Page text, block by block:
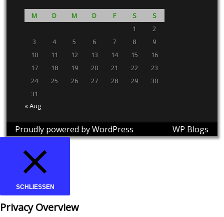
M D M D F S
S
1
2
3
4 5 6 7 8
9
10
11 12 13 14 15
16
17
18 19 20 21 22
23
24
25 26 27 28 29
30
31
« Aug
Proudly powered by WordPress theme byWP Blogs
SCHLIESSEN
Privacy Overview